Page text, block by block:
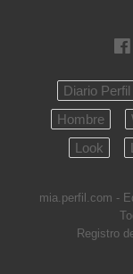
Diario Perfil
Hombre
Look
mia.perfil.com -
Registro